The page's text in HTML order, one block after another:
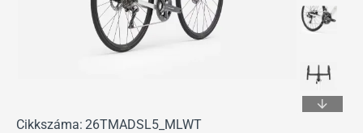
Cikkszáma: 26TMADSL5_MLWT